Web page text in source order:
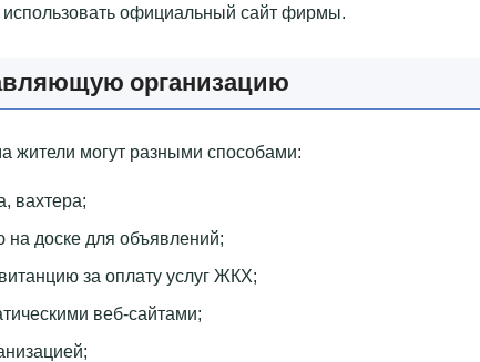
официальный сайт фирмы.
организацию
жители могут разными способами:
вахтера;
доске для объявлений;
за оплату услуг ЖКХ;
веб-сайтами;